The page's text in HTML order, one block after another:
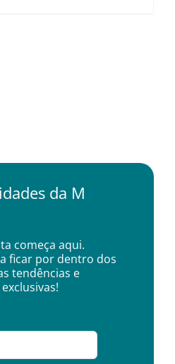
da M
começa aqui.
ficar por dentro dos
tendências e